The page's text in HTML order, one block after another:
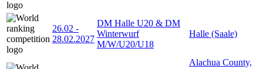
26.02 -
28.02.2027
DM Halle U20 & DM
Winterwurf
M/W/U20/U18
Halle (Saale)
Alachua County,